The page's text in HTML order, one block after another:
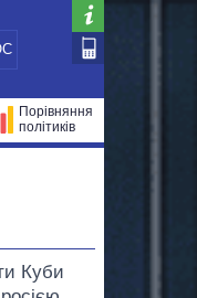
Порівняння
політиків
Куби